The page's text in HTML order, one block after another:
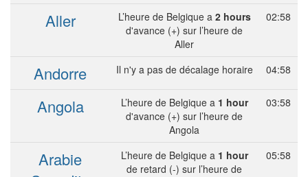
Aller L’heure de Belgique a 2 hours
d'avance (+) sur l’heure de
Aller
02:58
Andorre Il n'y a pas de décalage horaire 04:58
Angola L’heure de Belgique a 1 hour
d'avance (+) sur l’heure de
Angola
03:58
Arabie
L’heure de Belgique a 1 hour
de retard (-) sur l’heure de
05:58